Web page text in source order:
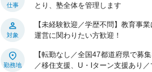
仕事
とり、塾全体を管理します
対象
【未経験歓迎／学歴不問】教育事
運営に関わりたい方歓迎！
勤務地
【転勤なし／全国47都道府県で募
／移住支援、U・Iターン支援あり